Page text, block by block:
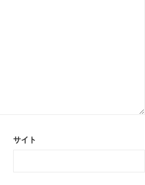
サイト